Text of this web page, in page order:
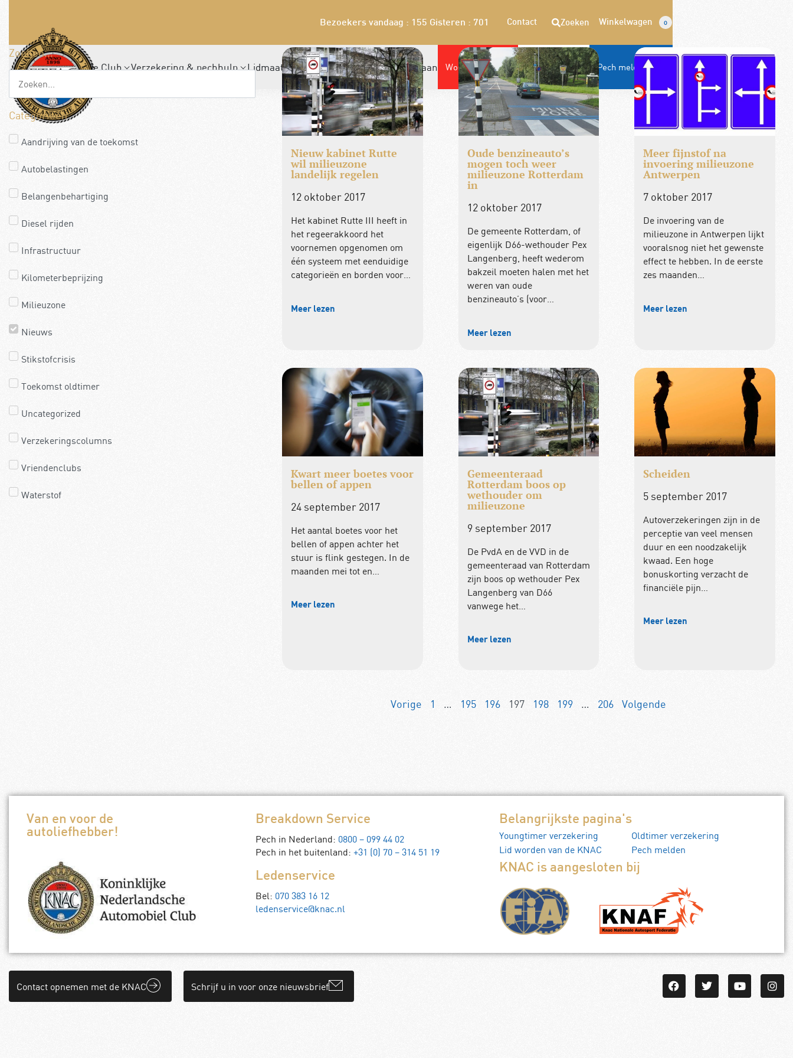
Bezoekers vandaag : 155 Gisteren : 701 Contact Zoeken Winkelwagen 0
De Club Verzekering & pechhulp Lidmaatschap Winkel Leden bieden aan Word nu lid! Opzeggen Pech melden
Zoeken...
Categorieën
Aandrijving van de toekomst
Autobelastingen
Belangenbehartiging
Diesel rijden
Infrastructuur
Kilometerbeprijzing
Milieuzone
Nieuws
Stikstofcrisis
Toekomst oldtimer
Uncategorized
Verzekeringscolumns
Vriendenclubs
Waterstof
Nieuw kabinet Rutte
wil milieuzone
landelijk regelen
12 oktober 2017
Het kabinet Rutte III heeft in
het regeerakkoord het
voornemen opgenomen om
één systeem met eenduidige
categorieën en borden voor…
Meer lezen
Oude benzineauto’s
mogen toch weer
milieuzone Rotterdam
in
12 oktober 2017
De gemeente Rotterdam, of
eigenlijk D66-wethouder Pex
Langenberg, heeft wederom
bakzeil moeten halen met het
weren van oude
benzineauto’s (voor…
Meer lezen
Meer fijnstof na
invoering milieuzone
Antwerpen
7 oktober 2017
De invoering van de
milieuzone in Antwerpen lijkt
vooralsnog niet het gewenste
effect te hebben. In de eerste
zes maanden…
Meer lezen
Kwart meer boetes voor
bellen of appen
24 september 2017
Het aantal boetes voor het
bellen of appen achter het
stuur is flink gestegen. In de
maanden mei tot en…
Meer lezen
Gemeenteraad
Rotterdam boos op
wethouder om
milieuzone
9 september 2017
De PvdA en de VVD in de
gemeenteraad van Rotterdam
zijn boos op wethouder Pex
Langenberg van D66
vanwege het…
Meer lezen
Scheiden
5 september 2017
Autoverzekeringen zijn in de
perceptie van veel mensen
duur en een noodzakelijk
kwaad. Een hoge
bonuskorting verzacht de
financiële pijn…
Meer lezen
Vorige 1 … 195 196 197 198 199 … 206 Volgende
Van en voor de
autoliefhebber!
Breakdown Service
Pech in Nederland: 0800 – 099 44 02
Pech in het buitenland: +31 (0) 70 – 314 51 19
Ledenservice
Bel: 070 383 16 12
ledenservice@knac.nl
Belangrijkste pagina's
Youngtimer verzekering
Oldtimer verzekering
Lid worden van de KNAC
Pech melden
KNAC is aangesloten bij
Contact opnemen met de KNAC Schrijf u in voor onze nieuwsbrief